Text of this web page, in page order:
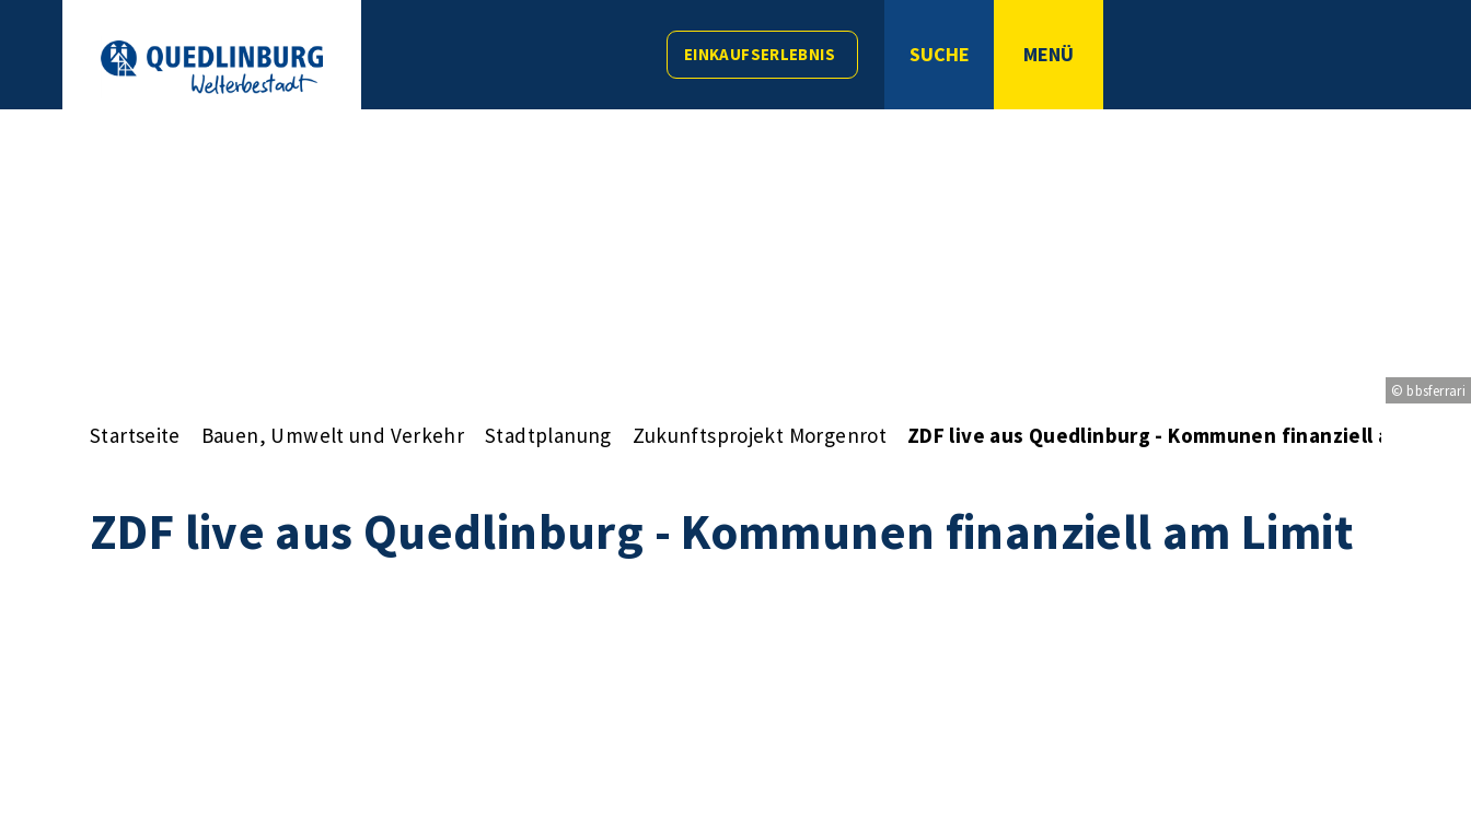
EINKAUFSERLEBNIS SUCHE MENÜ
© bbsferrari
Startseite Bauen, Umwelt und Verkehr Stadtplanung Zukunftsprojekt Morgenrot ZDF live aus Quedlinburg - Kommunen finanziell am Limit
ZDF live aus Quedlinburg - Kommunen finanziell am Limit